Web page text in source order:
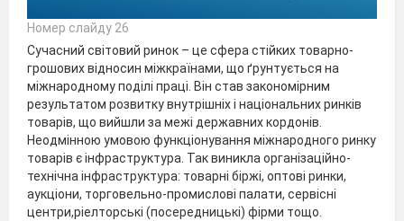
Номер слайду 26
Сучасний світовий ринок – це сфера стійких товарно-
грошових відносин міжкраїнами, що ґрунтується на
міжнародному поділі праці. Він став закономірним
результатом розвитку внутрішніх і національних ринків
товарів, що вийшли за межі державних кордонів.
Неодмінною умовою функціонування міжнародного ринку
товарів є інфраструктура. Так виникла організаційно-
технічна інфраструктура: товарні біржі, оптові ринки,
аукціони, торговельно-промислові палати, сервісні
центри,ріелторські (посередницькі) фірми тощо.